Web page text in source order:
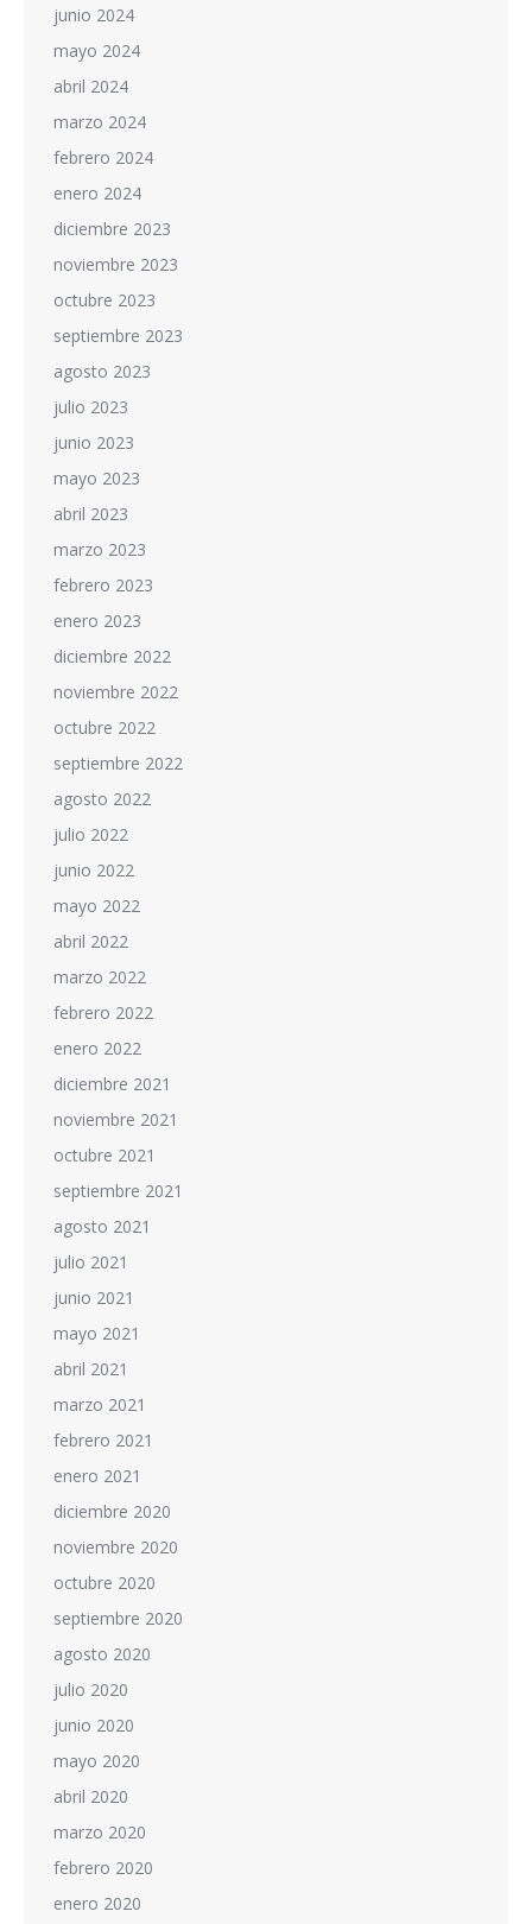
junio 2024
mayo 2024
abril 2024
marzo 2024
febrero 2024
enero 2024
diciembre 2023
noviembre 2023
octubre 2023
septiembre 2023
agosto 2023
julio 2023
junio 2023
mayo 2023
abril 2023
marzo 2023
febrero 2023
enero 2023
diciembre 2022
noviembre 2022
octubre 2022
septiembre 2022
agosto 2022
julio 2022
junio 2022
mayo 2022
abril 2022
marzo 2022
febrero 2022
enero 2022
diciembre 2021
noviembre 2021
octubre 2021
septiembre 2021
agosto 2021
julio 2021
junio 2021
mayo 2021
abril 2021
marzo 2021
febrero 2021
enero 2021
diciembre 2020
noviembre 2020
octubre 2020
septiembre 2020
agosto 2020
julio 2020
junio 2020
mayo 2020
abril 2020
marzo 2020
febrero 2020
enero 2020